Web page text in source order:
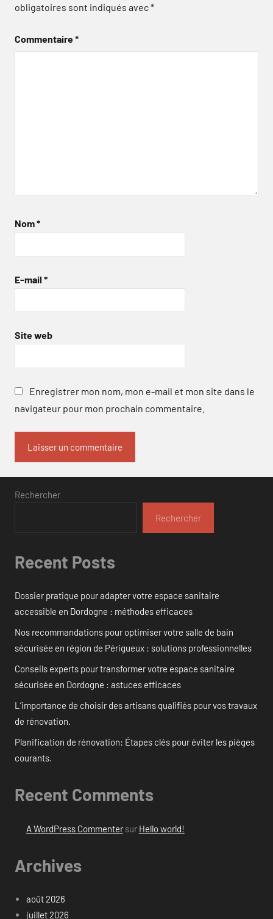
obligatoires sont indiqués avec*
Commentaire*
Nom*
E-mail *
Site web
Enregistrer mon nom, mon e-mail et mon site dans le
navigateur pour mon prochain commentaire.
Rechercher
Rechercher
Recent Posts
Dossier pratique pour adapter votre espace sanitaire
accessible en Dordogne : méthodes efficaces
Nos recommandations pour optimiser votre salle de bain
sécurisée en région de Périgueux : solutions professionnelles
Conseils experts pour transformer votre espace sanitaire
sécurisée en Dordogne : astuces efficaces
L’importance de choisir des artisans qualifiés pour vos travaux
de rénovation.
Planification de rénovation: Étapes clés pour éviter les pièges
courants.
Recent Comments
A WordPress Commentersur Hello world!
Archives
août 2026
juillet 2026